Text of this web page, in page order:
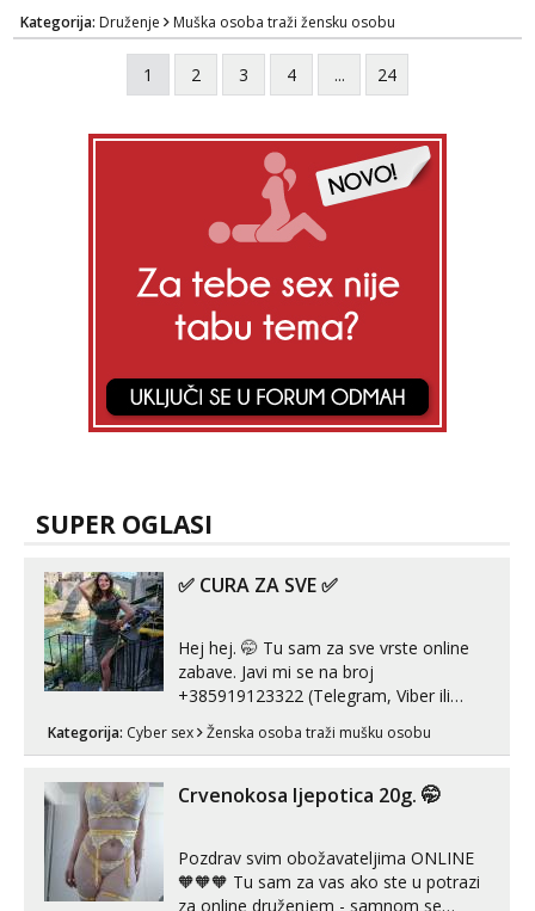
Kategorija: Druženje Muška osoba traži žensku osobu
1 2 3 4 ... 24
SUPER OGLASI
✅ CURA ZA SVE ✅
Hej hej. 🤭 Tu sam za sve vrste online
zabave. Javi mi se na broj
+385919123322 (Telegram, Viber ili
Whatsapp). 🤙 NE javljaj se na uzivo.
Hvala.
Kategorija: Cyber sex Ženska osoba traži mušku osobu
Crvenokosa ljepotica 20g. 🤭
Pozdrav svim obožavateljima ONLINE
🧡🧡🧡 Tu sam za vas ako ste u potrazi
za online druženjem - samnom se